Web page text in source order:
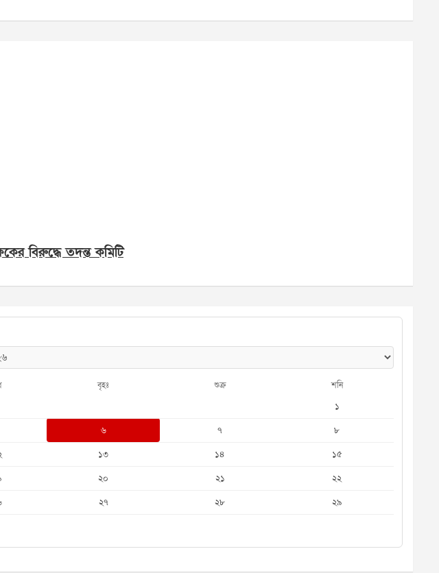
বিরুদ্ধে তদন্ত কমিটি
বৃহঃ শুক্র শনি
১
৬ ৭
৮
১৩ ১৪
১৫
২০ ২১
২২
২৭ ২৮
২৯